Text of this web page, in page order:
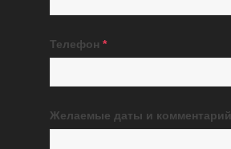
Телефон *
Желаемые даты и комментарий